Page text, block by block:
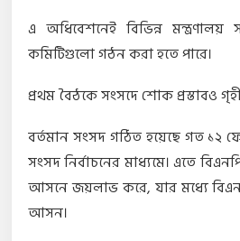
এ অধিবেশনেই বিভিন্ন মন্ত্রণালয়
কমিটিগুলো গঠন করা হতে পারে।
প্রথম বৈঠকে সংসদে শোক প্রস্তাবও
বর্তমান সংসদ গঠিত হয়েছে গত ১২
সংসদ নির্বাচনের মাধ্যমে। এতে
আসনে জয়লাভ করে, যার মধ্যে
আসন।